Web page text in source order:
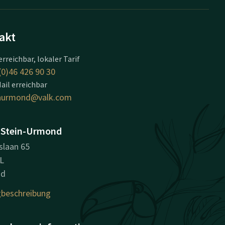
lokaler Tarif
426 90 30
erreichbar
Urmond
65